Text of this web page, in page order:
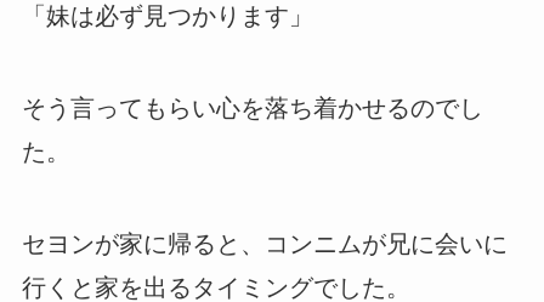
「妹は必ず見つかります」
そう言ってもらい心を落ち着かせるのでし
た。
セヨンが家に帰ると、コンニムが兄に会いに
行くと家を出るタイミングでした。